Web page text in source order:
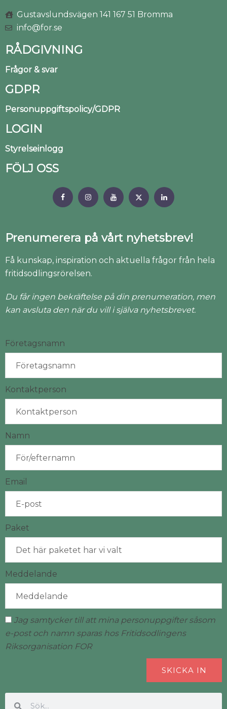
Gustavslundsvägen 141 167 51 Bromma
info@for.se
RÅDGIVNING
Frågor & svar
GDPR
Personuppgiftspolicy/GDPR
LOGIN
Styrelseinlogg
FÖLJ OSS
Prenumerera på vårt nyhetsbrev!
Få kunskap, inspiration och aktuella frågor från hela
fritidsodlingsrörelsen.
Du får ingen bekräftelse på din prenumeration, men
kan avsluta den när du vill i själva nyhetsbrevet.
Företagsnamn
Kontaktperson
Namn
Email
Paket
Meddelande
Jag samtycker till att mina personuppgifter såsom
e-post och namn sparas hos Fritidsodlingens
Riksorganisation FOR
SKICKA IN